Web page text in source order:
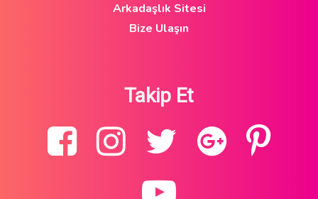
Arkadaşlık Sitesi
Bize Ulaşın
Takip Et